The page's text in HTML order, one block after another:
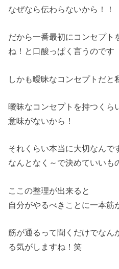
なぜなら伝わらないから！！
だから一番最初にコンセプト
ね！と口酸っぱく言うのです
しかも曖昧なコンセプトだと
曖昧なコンセプトを持つくら
意味がないから！
それくらい本当に大切なんで
なんとなく～で決めていいも
ここの整理が出来ると
自分がやるべきことに一本筋
筋が通るって聞くだけでなん
る気がしますね！笑